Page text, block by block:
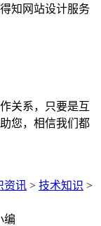
知网站设计服务
关系，只要是互
您，相信我们都
资讯 > 技术知识 >
编